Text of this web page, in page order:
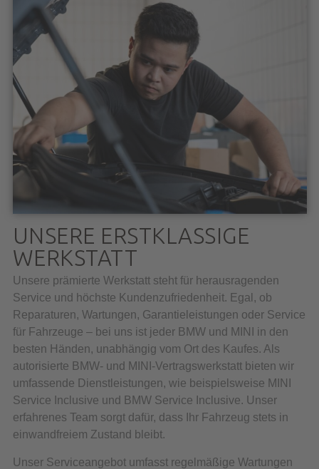
UNSERE ERSTKLASSIGE
WERKSTATT
Unsere prämierte Werkstatt steht für herausragenden
Service und höchste Kundenzufriedenheit. Egal, ob
Reparaturen, Wartungen, Garantieleistungen oder Service
für Fahrzeuge – bei uns ist jeder BMW und MINI in den
besten Händen, unabhängig vom Ort des Kaufes. Als
autorisierte BMW- und MINI-Vertragswerkstatt bieten wir
umfassende Dienstleistungen, wie beispielsweise MINI
Service Inclusive und BMW Service Inclusive. Unser
erfahrenes Team sorgt dafür, dass Ihr Fahrzeug stets in
einwandfreiem Zustand bleibt.
Unser Serviceangebot umfasst regelmäßige Wartungen